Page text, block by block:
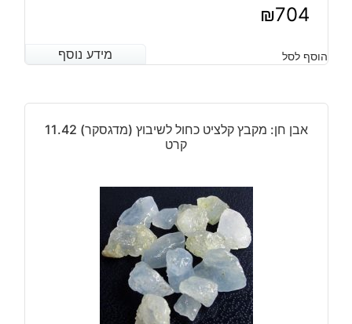
₪704
מידע נוסף הוסף לסל מידע נוסף
אבן חן: מקבץ קלציט כחול לשיבוץ (מדגסקר) 11.42
קרט